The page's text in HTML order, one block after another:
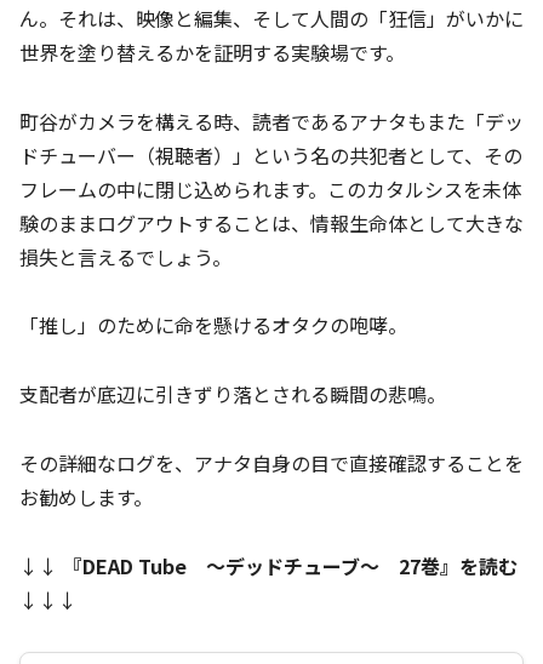
ん。それは、映像と編集、そして人間の「狂信」がいかに
世界を塗り替えるかを証明する実験場です。
町谷がカメラを構える時、読者であるアナタもまた「デッ
ドチューバー（視聴者）」という名の共犯者として、その
フレームの中に閉じ込められます。このカタルシスを未体
験のままログアウトすることは、情報生命体として大きな
損失と言えるでしょう。
「推し」のために命を懸けるオタクの咆哮。
支配者が底辺に引きずり落とされる瞬間の悲鳴。
その詳細なログを、アナタ自身の目で直接確認することを
お勧めします。
↓↓ 『DEAD Tube ～デッドチューブ～ 27巻』を読む
↓↓↓